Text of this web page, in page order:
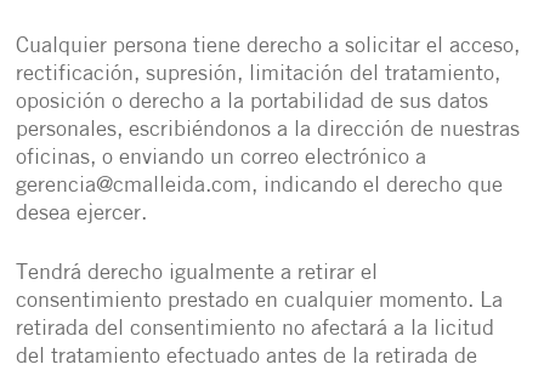
Cualquier persona tiene derecho a solicitar el acceso,
rectificación, supresión, limitación del tratamiento,
oposición o derecho a la portabilidad de sus datos
personales, escribiéndonos a la dirección de nuestras
oficinas, o enviando un correo electrónico a
gerencia@cmalleida.com, indicando el derecho que
desea ejercer.
Tendrá derecho igualmente a retirar el
consentimiento prestado en cualquier momento. La
retirada del consentimiento no afectará a la licitud
del tratamiento efectuado antes de la retirada de